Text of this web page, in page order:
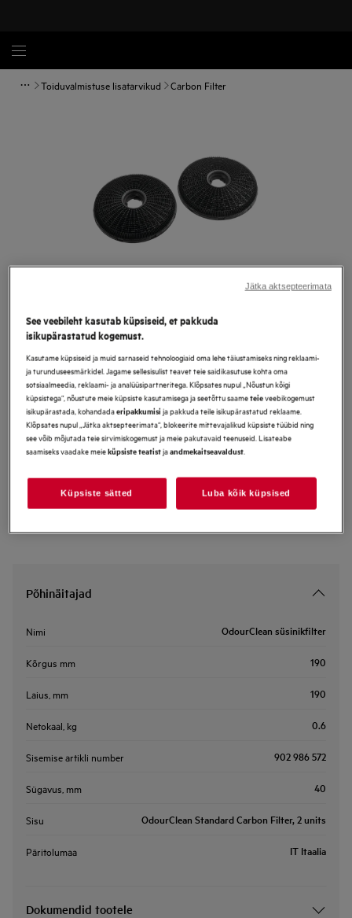
Toiduvalmistuse lisatarvikud Carbon Filter
ECFB02ST
OdourClean süsinikfilter
Eelised
OdourClean Standard süsinikfilter tagab tõhusa filtreerimise.
Tõhus filtreerimine OdourClean Standard süsinikufiltriga.
Põhinäitajad
Nimi OdourClean süsinikfilter
Kõrgus mm 190
Laius, mm 190
Netokaal, kg 0.6
Sisemise artikli number 902 986 572
Sügavus, mm 40
Sisu OdourClean Standard Carbon Filter, 2 units
Päritolumaa IT Itaalia
Dokumendid tootele
See veebileht kasutab küpsiseid, et pakkuda
isikupärastatud kogemust.
Kasutame küpsiseid ja muid sarnaseid tehnoloogiaid oma lehe täiustamiseks ning reklaami-
ja turunduseesmärkidel. Jagame sellesisulist teavet teie saidikasutuse kohta oma
sotsiaalmeedia, reklaami- ja analüüsipartneritega. Klõpsates nupul „Nõustun kõigi
küpsistega“, nõustute meie küpsiste kasutamisega ja seetõttu saameteieveebikogemust
isikupärastada, kohandadaeripakkumisija pakkuda teile isikupärastatud reklaame.
Klõpsates nupul „Jätka aktsepteerimata“, blokeerite mittevajalikud küpsiste tüübid ning
see võib mõjutada teie sirvimiskogemust ja meie pakutavaid teenuseid. Lisateabe
saamiseks vaadake meieküpsiste teatistjaandmekaitseavaldust.
Küpsiste sätted Luba kõik küpsised
Jätka aktsepteerimata